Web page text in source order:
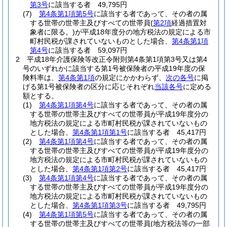
第3号に該当する者 49,795円
(7)
第4条第1項第5号に該当する者であって、その者の属
する世帯の世帯主及びすべての世帯員(第2項経過措置対
象者に限る。)が平成18年度分の地方税法の規定による市
町村民税が課されていないものとした場合、 第4条第1項
第4号に該当する者 59,097円
2
平成18年介護保険等改正令附則第4条第1項第3号又は第4
号のいずれかに該当する第1号被保険者の平成19年度の保
険料率は、 第4条第1項の規定にかかわらず、 次の各号に掲
げる第1号被保険者の区分に応じそれぞれ当該各号に定める
額とする。
(1)
第4条第1項第4号に該当する者であって、その者の属
する世帯の世帯主及びすべての世帯員が平成19年度分の
地方税法の規定による市町村民税が課されていないもの
とした場合、 第4条第1項第1号に該当する者 45,417円
(2)
第4条第1項第4号に該当する者であって、その者の属
する世帯の世帯主及びすべての世帯員が平成19年度分の
地方税法の規定による市町村民税が課されていないもの
とした場合、 第4条第1項第2号に該当する者 45,417円
(3)
第4条第1項第4号に該当する者であって、その者の属
する世帯の世帯主及びすべての世帯員が平成19年度分の
地方税法の規定による市町村民税が課されていないもの
とした場合、 第4条第1項第3号に該当する者 49,795円
(4)
第4条第1項第5号に該当する者であって、その者の属
する世帯の世帯主及びすべての世帯員(地方税法等の一部